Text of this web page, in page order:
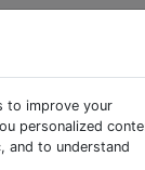
to improve your
personalized
and to understand